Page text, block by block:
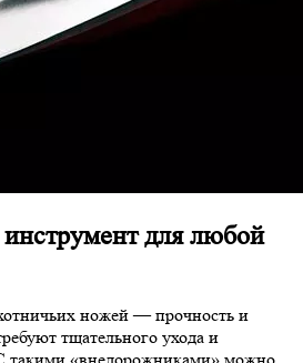
для любой
ножей — прочность и
тщательного ухода и